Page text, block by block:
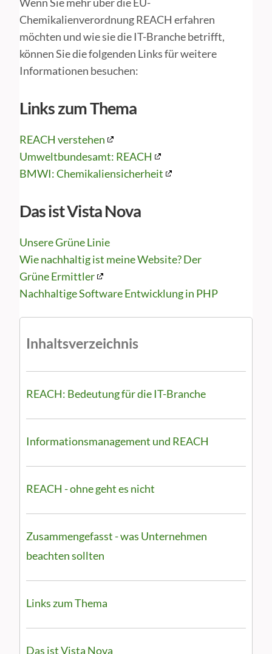
Chemikalienverordnung REACH erfahren
möchten und wie sie die IT-Branche betrifft,
können Sie die folgenden Links für weitere
Informationen besuchen:
Links zum Thema
REACH verstehen
Umweltbundesamt: REACH
BMWI: Chemikaliensicherheit
Das ist Vista Nova
Unsere Grüne Linie
Wie nachhaltig ist meine Website? Der
Grüne Ermittler
Nachhaltige Software Entwicklung in PHP
Inhaltsverzeichnis
REACH: Bedeutung für die IT-Branche
Informationsmanagement und REACH
REACH - ohne geht es nicht
Zusammengefasst - was Unternehmen
beachten sollten
Links zum Thema
Das ist Vista Nova